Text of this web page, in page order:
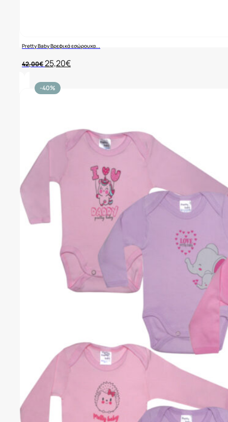
Pretty Baby Βρεφικά εσώρουχα...
42,00€ Original
price
42,00€.
25,20€Η
τρέχουσα
-40%